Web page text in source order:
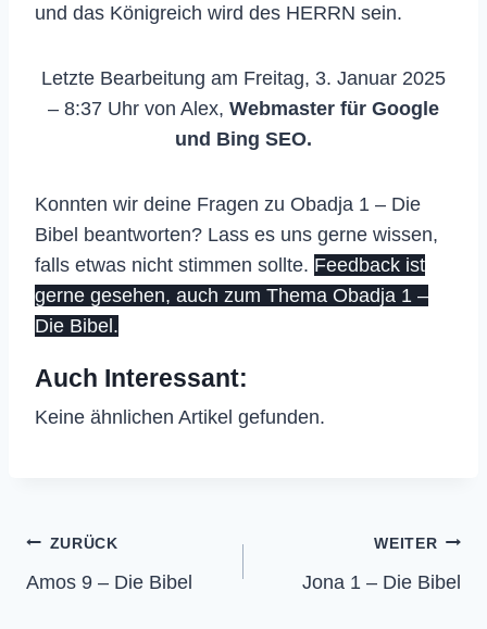
und das Königreich wird des HERRN sein.
Letzte Bearbeitung am Freitag, 3. Januar 2025
– 8:37 Uhr von Alex, Webmaster für Google
und Bing SEO.
Konnten wir deine Fragen zu Obadja 1 – Die
Bibel beantworten? Lass es uns gerne wissen,
falls etwas nicht stimmen sollte. Feedback ist
gerne gesehen, auch zum Thema Obadja 1 –
Die Bibel.
Auch Interessant:
Keine ähnlichen Artikel gefunden.
Beitragsnavigation
ZURÜCK
Amos 9 – Die Bibel
WEITER
Jona 1 – Die Bibel